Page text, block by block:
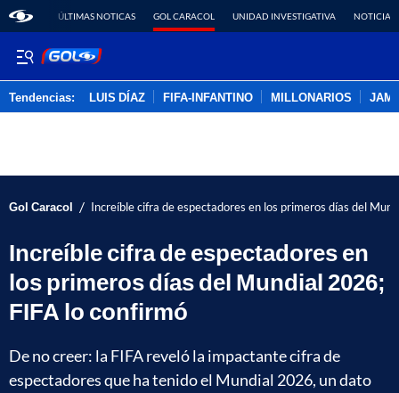
ÚLTIMAS NOTICAS GOL CARACOL UNIDAD INVESTIGATIVA NOTICIAS
Tendencias: LUIS DÍAZ FIFA-INFANTINO MILLONARIOS
Gol Caracol / Increíble cifra de espectadores en los primeros días del
Increíble cifra de espectadores en
los primeros días del Mundial 2026;
FIFA lo confirmó
De no creer: la FIFA reveló la impactante cifra de
espectadores que ha tenido el Mundial 2026, un dato